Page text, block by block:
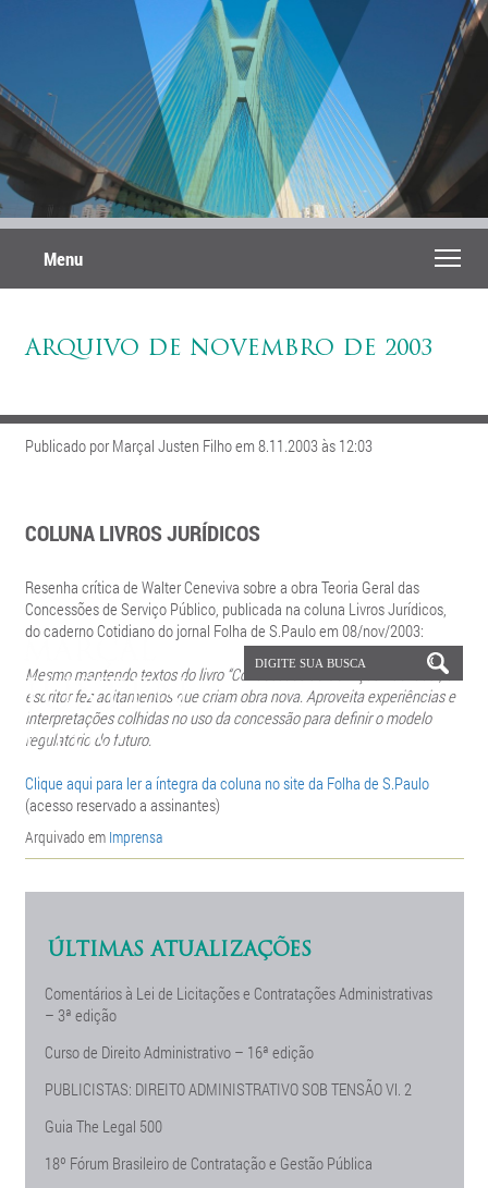
Menu
ARQUIVO DE NOVEMBRO DE 2003
Publicado por Marçal Justen Filho em 8.11.2003 às 12:03
COLUNA LIVROS JURÍDICOS
Resenha crítica de Walter Ceneviva sobre a obra Teoria Geral das
Concessões de Serviço Público, publicada na coluna Livros Jurídicos,
do caderno Cotidiano do jornal Folha de S.Paulo em 08/nov/2003:
Mesmo mantendo textos do livro “Concessões de Serviços Públicos”, o
escritor fez aditamentos que criam obra nova. Aproveita experiências e
interpretações colhidas no uso da concessão para definir o modelo
regulatório do futuro.
Clique aqui para ler a íntegra da coluna no site da Folha de S.Paulo
(acesso reservado a assinantes)
Arquivado em Imprensa
ÚLTIMAS ATUALIZAÇÕES
Comentários à Lei de Licitações e Contratações Administrativas
– 3ª edição
Curso de Direito Administrativo – 16ª edição
PUBLICISTAS: DIREITO ADMINISTRATIVO SOB TENSÃO Vl. 2
Guia The Legal 500
18º Fórum Brasileiro de Contratação e Gestão Pública